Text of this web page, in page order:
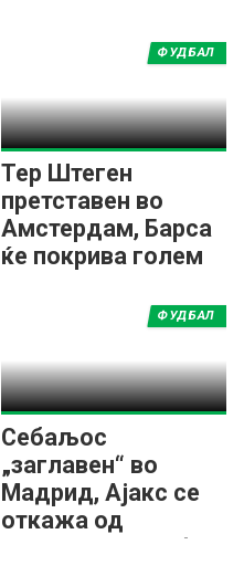
Тер Штеген
претставен во
Амстердам, Барса
ќе покрива голем
ФУДБАЛ
Себаљос
„заглавен“ во
Мадрид, Ајакс се
откажа од
неговиот трансфер
ФУДБАЛ